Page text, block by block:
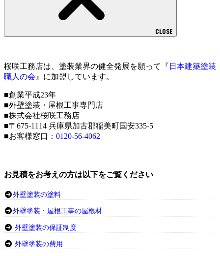
CLOSE
桜咲工務店は、塗装業界の健全発展を願って『 日本建築塗装
職人の会 』に加盟しています。
■創業平成23年
■外壁塗装・屋根工事専門店
■株式会社桜咲工務店
■〒675-1114 兵庫県加古郡稲美町国安335-5
■お客様窓口： 0120-56-4062
お見積をお考えの方は以下をご覧ください
外壁塗装の塗料
外壁塗装・屋根工事の屋根材
外壁塗装の保証制度
外壁塗装の費用